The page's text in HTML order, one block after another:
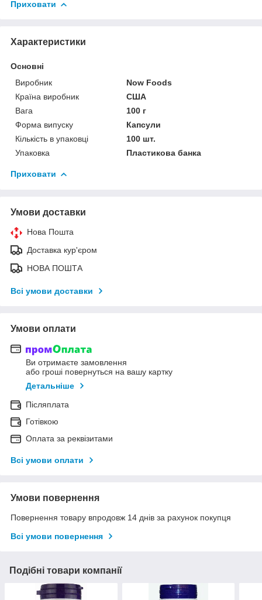
Приховати
Характеристики
Основні
Виробник
Now Foods
Країна виробник
США
Вага
100 г
Форма випуску
Капсули
Кількість в упаковці
100 шт.
Упаковка
Пластикова банка
Приховати
Умови доставки
Нова Пошта
Доставка кур'єром
НОВА ПОШТА
Всі умови доставки
Умови оплати
Ви отримаєте замовлення
або гроші повернуться на вашу картку
Детальніше
Післяплата
Готівкою
Оплата за реквізитами
Всі умови оплати
Умови повернення
Повернення товару впродовж 14 днів за рахунок покупця
Всі умови повернення
Подібні товари компанії